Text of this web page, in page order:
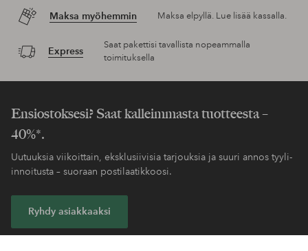
Maksa myöhemmin Maksa elpyllä. Lue lisää kassalla.
Express
Saat pakettisi tavallista nopeammalla
toimituksella
Ensiostoksesi? Saat kalleimmasta tuotteesta –
40%*.
Uutuuksia viikoittain, eksklusiivisia tarjouksia ja suuri annos tyyli-
innoitusta – suoraan postilaatikkoosi.
Ryhdy asiakkaaksi